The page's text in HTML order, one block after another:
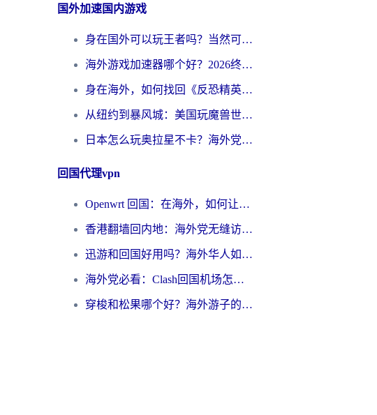
国外加速国内游戏
身在国外可以玩王者吗？当然可以，但你需要这份“加速”指南
海外游戏加速器哪个好？2026终极指南帮你畅玩国服+解决卡顿难题
身在海外，如何找回《反恐精英：全球攻势》国服的丝滑手感？一份给你的终极指南
从纽约到暴风城：美国玩魔兽世界，如何找到你的最佳网络航线
日本怎么玩奥拉星不卡？海外党国服游戏加速器选择全攻略
回国代理vpn
Openwrt 回国：在海外，如何让家的网络触手可及
香港翻墙回内地：海外党无缝访问国内资源的加速器选择全攻略
迅游和回国好用吗？海外华人如何选择靠谱的回国加速器
海外党必看：Clash回国机场怎么选？一篇搞定无缝访问国内资源的全攻略
穿梭和松果哪个好？海外游子的数字归乡路，到底该怎么选